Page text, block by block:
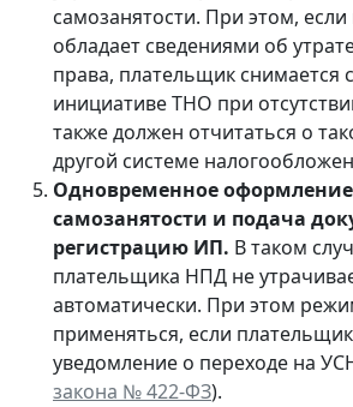
самозанятости. При этом,
обладает сведениями об
права, плательщик снимается
инициативе ТНО при
также должен отчитаться о
другой системе
Одновременное
самозанятости и подача
регистрацию ИП. В таком
плательщика НПД не
автоматически. При этом
применяться, если
уведомление о переходе на
закона № 422-ФЗ).